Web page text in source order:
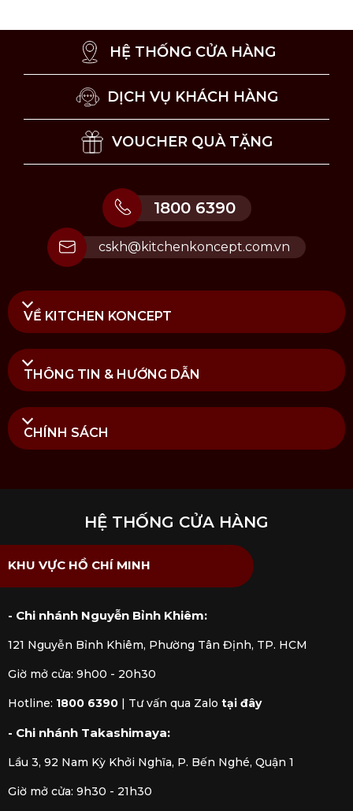
Lưu ý vệ sinh và sử dụng
Nên tôi dầu sau mỗi lần sử dụng để duy trì lớp
chống dính tự nhiên cho chảo.
dụng máy rửa chén.
Rửa chảo dưới vòi nước ấm với một ít xà phòng,
ráo. Không ngâm sản phẩm qua đêm.
Bảo quản chảo trong ngăn tủ kéo hoặc treo
chảo trên giá bếp.
Nếu sản phẩm có hiện tượng gỉ sét, hãy sử dụng
bàn chải cọ nồi hoặc bộ vệ sinh chảo gang
sói
Mua Chảo gang Lodge đáy hình sói 16.5cm
tại Kitchen Koncept
HỆ THỐNG CỬA HÀNG
DỊCH VỤ KHÁCH HÀNG
VOUCHER QUÀ TẶNG
1800 6390
cskh@kitchenkoncept.com.vn
VỀ KITCHEN KONCEPT
THÔNG TIN & HƯỚNG DẪN
CHÍNH SÁCH
HỆ THỐNG CỬA HÀNG
KHU VỰC HỒ CHÍ MINH
- Chi nhánh Nguyễn Bỉnh Khiêm:
121 Nguyễn Bỉnh Khiêm, Phường Tân Định, TP. HCM
Giờ mở cửa: 9h00 - 20h30
Hotline: 1800 6390 Tư vấn qua Zalo tại đây
- Chi nhánh Takashimaya:
Lầu 3, 92 Nam Kỳ Khởi Nghĩa, P. Bến Nghé, Quận 1
Giờ mở cửa: 9h30 - 21h30